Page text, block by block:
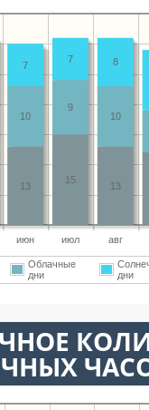
июн июл авг
13
15
13
10
9
10
8
7
7
Облачные
дни
дни